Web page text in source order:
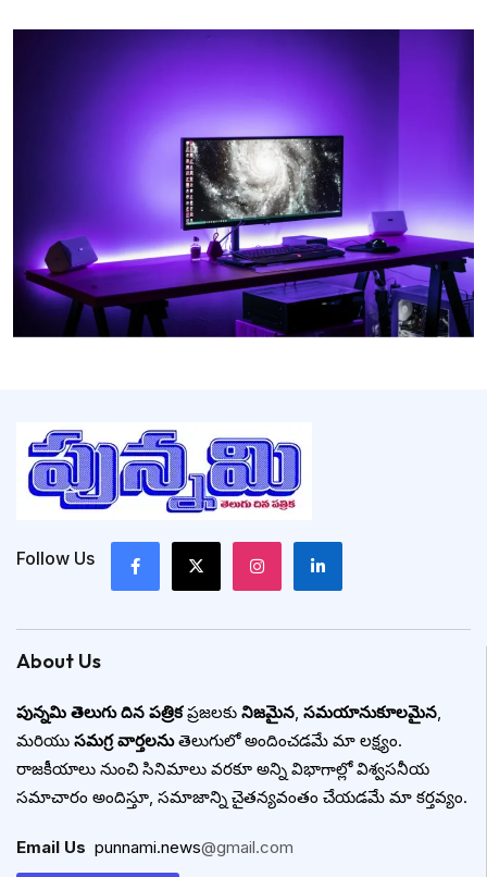
Follow Us
About Us
పున్నమి తెలుగు దిన పత్రికప్రజలకు నిజమైన సమయానుకూలమైన
మరియు సమగ్ర వార్తలనుతెలుగులో అందించడమే మా లక్ష్యం.
రాజకీయాలు నుంచి సినిమాలు వరకూ అన్ని విభాగాల్లో విశ్వసనీయ
సమాచారం అందిస్తూ, సమాజాన్ని చైతన్యవంతం చేయడమే మా కర్తవ్యం.
Email Us punnami.news@gmail.com